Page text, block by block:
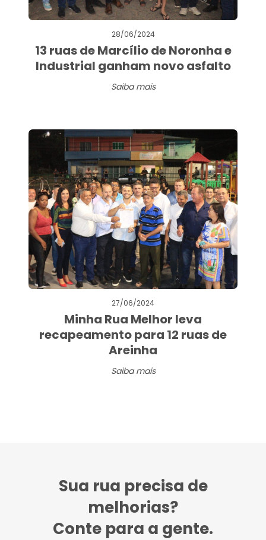
28/06/2024
13 ruas de Marcílio de Noronha e
Industrial ganham novo asfalto
Saiba mais
27/06/2024
Minha Rua Melhor leva
recapeamento para 12 ruas de
Areinha
Saiba mais
Sua rua precisa de
melhorias?
Conte para a gente.